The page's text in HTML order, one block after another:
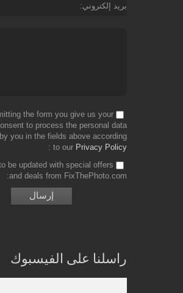
بريد إلكتروني
the form you give us your
to process the personal data
you in the fields above according
to our Privacy Policy
be updated with special offers
and deals from FixThePhoto.com
راسلنا على الفيسبوك